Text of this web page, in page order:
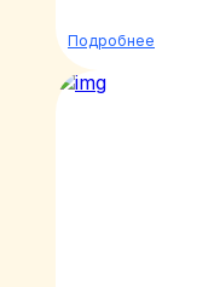
Подробнее